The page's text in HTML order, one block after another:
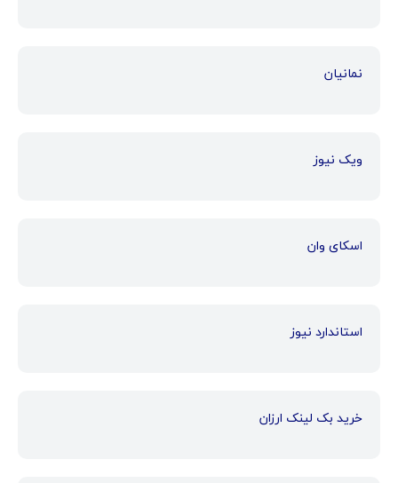
نمانیان
ویک نیوز
اسکای وان
استاندارد نیوز
خرید بک لینک ارزان